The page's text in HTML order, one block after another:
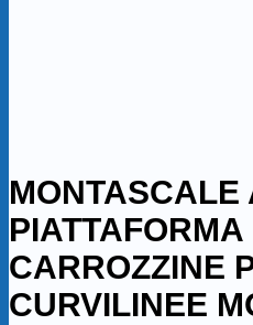
MONTASCALE
PIATTAFORMA
CARROZZINE
CURVILINEE